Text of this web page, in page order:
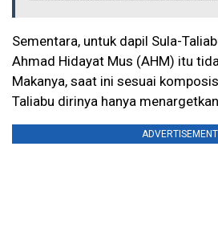
Sementara, untuk dapil Sula-
Ahmad Hidayat Mus (AHM) itu
Makanya, saat ini sesuai
Taliabu dirinya hanya
ADVERTISEMENT